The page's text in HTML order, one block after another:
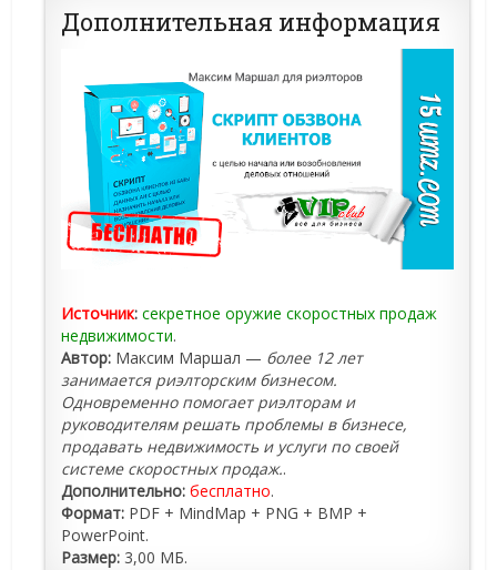
Дополнительная информация
Источник: секретное оружие скоростных продаж
недвижимости.
Автор: Максим Маршал — более 12 лет
занимается риэлторским бизнесом.
Одновременно помогает риэлторам и
руководителям решать проблемы в бизнесе,
продавать недвижимость и услуги по своей
системе скоростных продаж..
Дополнительно: бесплатно.
Формат: PDF + MindMap + PNG + BMP +
PowerPoint.
Размер: 3,00 МБ.